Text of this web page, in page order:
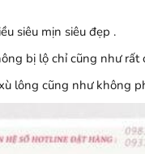
siêu mịn siêu đẹp .
bị lộ chỉ cũng như rất
lông cũng như không